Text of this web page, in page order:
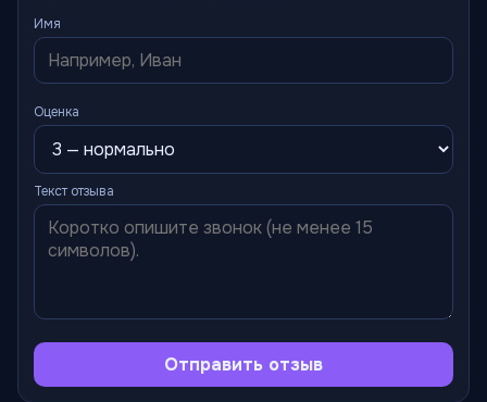
Имя
Оценка
Текст отзыва
Отправить отзыв